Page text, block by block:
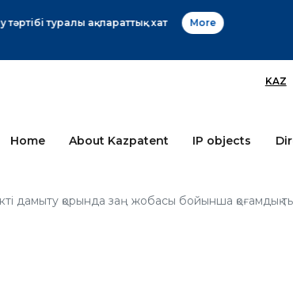
Өтінім берушілер назарына!
KAZ
Home About Kazpatent IP objects
дамыту қорында заң жобасы бойынша қоғамдық